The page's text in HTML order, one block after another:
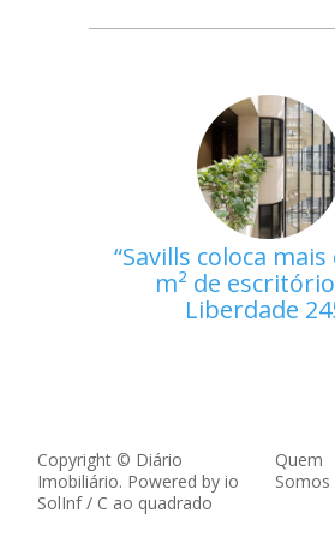
Savills coloca mais
m² de
Liberdade
Copyright © Diário
Imobiliário. Powered by io
SolInf/ C ao quadrado
Quem
Somos